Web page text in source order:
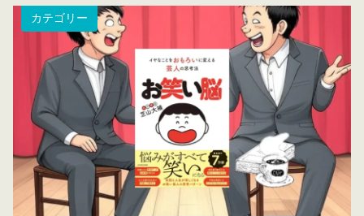
カテゴリー